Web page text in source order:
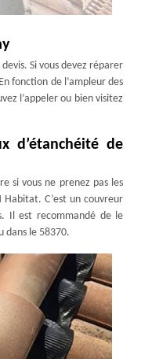
Si vous devez réparer
fonction de l’ampleur des
l’appeler ou bien visitez
d’étanchéité de
si vous ne prenez pas les
C’est un couvreur
Il est recommandé de le
dans le 58370.